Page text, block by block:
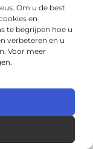
Om u de best
en
te begrijpen hoe u
verbeteren en u
Voor meer
van
uit ons